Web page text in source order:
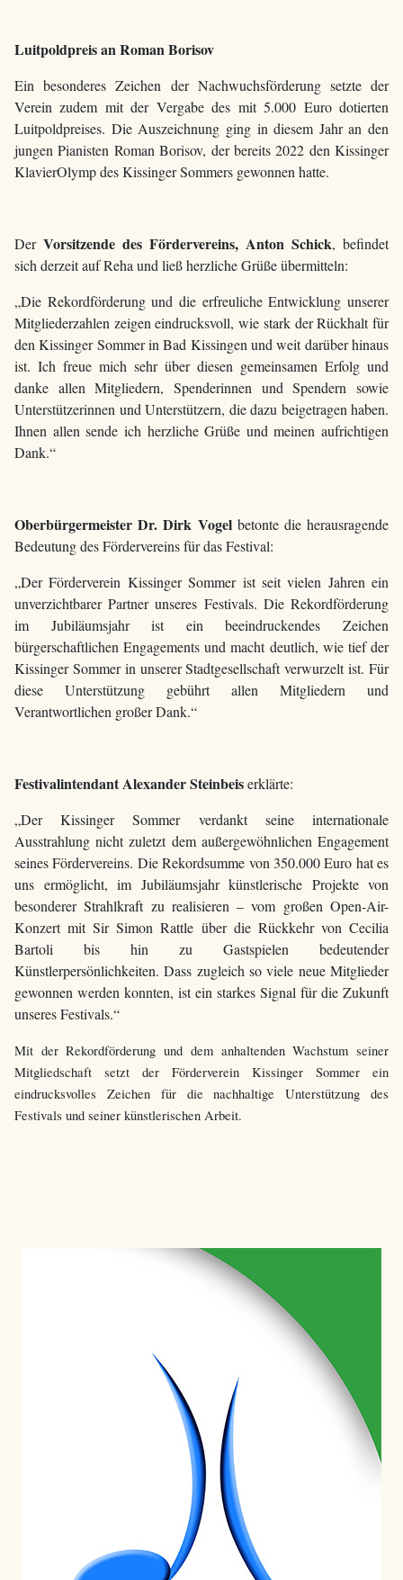
Luitpoldpreis an Roman Borisov
Ein besonderes Zeichen der Nachwuchsförderung setzte der
Verein zudem mit der Vergabe des mit 5.000 Euro dotierten
Luitpoldpreises. Die Auszeichnung ging in diesem Jahr an den
jungen Pianisten Roman Borisov, der bereits 2022 den Kissinger
KlavierOlymp des Kissinger Sommers gewonnen hatte.
Der Vorsitzende des Fördervereins, Anton Schick, befindet
sich derzeit auf Reha und ließ herzliche Grüße übermitteln:
„Die Rekordförderung und die erfreuliche Entwicklung unserer
Mitgliederzahlen zeigen eindrucksvoll, wie stark der Rückhalt für
den Kissinger Sommer in Bad Kissingen und weit darüber hinaus
ist. Ich freue mich sehr über diesen gemeinsamen Erfolg und
danke allen Mitgliedern, Spenderinnen und Spendern sowie
Unterstützerinnen und Unterstützern, die dazu beigetragen haben.
Ihnen allen sende ich herzliche Grüße und meinen aufrichtigen
Dank.“
Oberbürgermeister Dr. Dirk Vogelbetonte die herausragende
Bedeutung des Fördervereins für das Festival:
„Der Förderverein Kissinger Sommer ist seit vielen Jahren ein
unverzichtbarer Partner unseres Festivals. Die Rekordförderung
im Jubiläumsjahr ist ein beeindruckendes Zeichen
bürgerschaftlichen Engagements und macht deutlich, wie tief der
Kissinger Sommer in unserer Stadtgesellschaft verwurzelt ist. Für
diese Unterstützung gebührt allen Mitgliedern und
Verantwortlichen großer Dank.“
Festivalintendant Alexander Steinbeiserklärte:
„Der Kissinger Sommer verdankt seine internationale
Ausstrahlung nicht zuletzt dem außergewöhnlichen Engagement
seines Fördervereins. Die Rekordsumme von 350.000 Euro hat es
uns ermöglicht, im Jubiläumsjahr künstlerische Projekte von
besonderer Strahlkraft zu realisieren – vom großen Open-Air-
Konzert mit Sir Simon Rattle über die Rückkehr von Cecilia
Bartoli bis hin zu Gastspielen bedeutender
Künstlerpersönlichkeiten. Dass zugleich so viele neue Mitglieder
gewonnen werden konnten, ist ein starkes Signal für die Zukunft
unseres Festivals.“
Mit der Rekordförderung und dem anhaltenden Wachstum seiner
Mitgliedschaft setzt der Förderverein Kissinger Sommer ein
eindrucksvolles Zeichen für die nachhaltige Unterstützung des
Festivals und seiner künstlerischen Arbeit.